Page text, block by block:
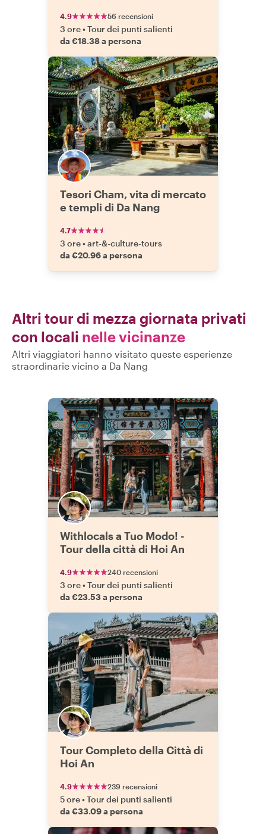
4.9 56 recensioni
3 ore•Tour dei punti salienti
da €18.38 a persona
Tesori Cham, vita di mercato
e templi di Da Nang
4.7
3 ore•art-&-culture-tours
da €20.96 a persona
Altri tour di mezza giornata privati
con locali nelle vicinanze
Altri viaggiatori hanno visitato queste esperienze
straordinarie vicino a Da Nang
Withlocals a Tuo Modo! -
Tour della città di Hoi An
4.9 240 recensioni
3 ore•Tour dei punti salienti
da €23.53 a persona
Tour Completo della Città di
Hoi An
4.9 239 recensioni
5 ore•Tour dei punti salienti
da €33.09 a persona